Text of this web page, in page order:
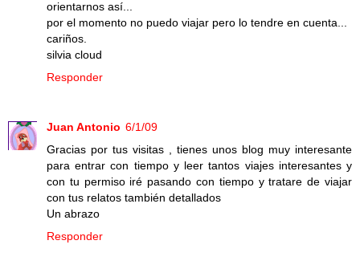
orientarnos así...
por el momento no puedo viajar pero lo tendre en cuenta...
cariños.
silvia cloud
Responder
Juan Antonio 6/1/09
Gracias por tus visitas , tienes unos blog muy interesante
para entrar con tiempo y leer tantos viajes interesantes y
con tu permiso iré pasando con tiempo y tratare de viajar
con tus relatos también detallados
Un abrazo
Responder